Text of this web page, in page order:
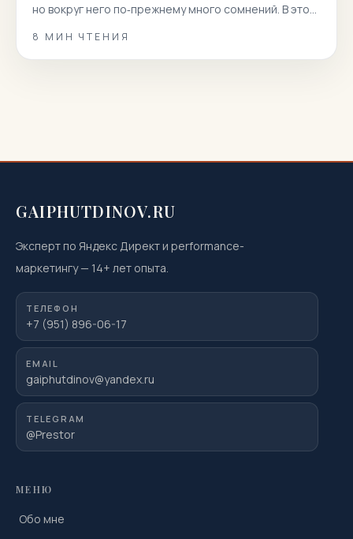
но вокруг него по‑прежнему много сомнений. В этой
пациентов и даем короткие, точные и полезные
ответы. Вы узнаете, как подготовиться к
8 МИН ЧТЕНИЯ
GAIPHUTDINOV.RU
Эксперт по Яндекс Директ и performance-
маркетингу— 14+ лет опыта.
ТЕЛЕФОН
+7 (951) 896-06-17
EMAIL
gaiphutdinov@yandex.ru
TELEGRAM
@Prestor
МЕНЮ
Обо мне